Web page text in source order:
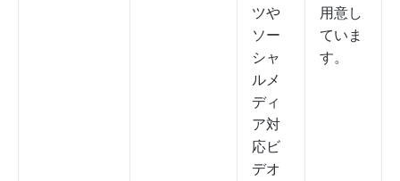
ツや
ソー
シャ
ルメ
ディ
ア対
応ビ
デオ
用意し
ていま
す。